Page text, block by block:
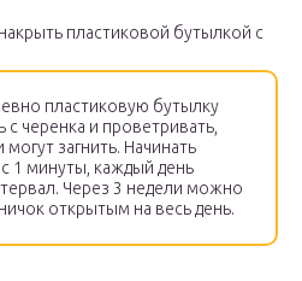
пластиковой бутылкой с
пластиковую бутылку
черенка и проветривать,
загнить. Начинать
1 минуты, каждый день
Через 3 недели можно
открытым на весь день.